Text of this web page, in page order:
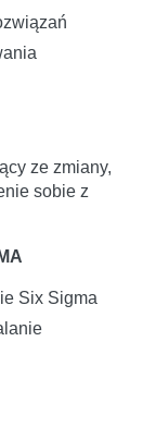
ze zmiany,
sobie z
Six Sigma